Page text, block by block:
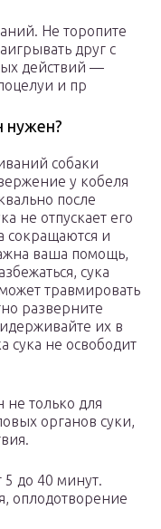
Не торопите
друг с
действий —
и пр
нужен?
собаки
у кобеля
после
не отпускает его
сокращаются и
ваша помощь,
сука
травмировать
разверните
их в
сука не освободит
не только для
органов суки,
5 до 40 минут.
оплодотворение